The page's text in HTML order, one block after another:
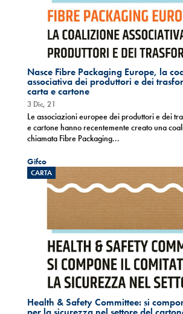
Nasce Fibre Packaging Europe, la
associativa dei produttori e dei
carta e cartone
3 Dic, 21
Le associazioni europee dei produttori e dei
e cartone hanno recentemente creato una
chiamata Fibre Packaging...
Gifco
CARTA
Health & Safety Committee: si